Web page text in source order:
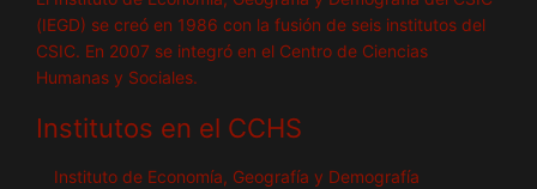
(IEGD) se creó en 1986 con la fusión de seis institutos del
CSIC. En 2007 se integró en el Centro de Ciencias
Humanas y Sociales.
Institutos en el CCHS
Instituto de Economía, Geografía y Demografía